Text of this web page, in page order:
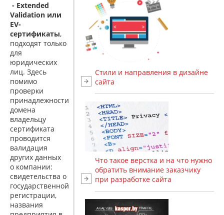
- Extended
Validation или
EV-
сертификаты,
подходят только
для
юридических
лиц. Здесь
помимо
проверки
принадлежности
домена
владельцу
сертификата
проводится
валидация
других данных
о компании:
свидетельства о
государственной
регистрации,
названия
Стили и направления в дизайне
сайта
Что такое верстка и на что нужно
обратить внимание заказчику
при разработке сайта